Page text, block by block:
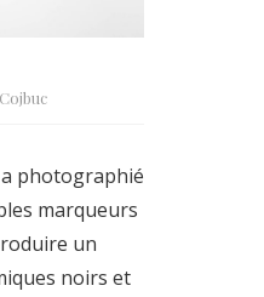
photographié
marqueurs
un
noirs et